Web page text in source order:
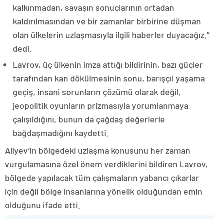
kalkınmadan, savaşın sonuçlarının ortadan
kaldırılmasından ve bir zamanlar birbirine düşman
olan ülkelerin uzlaşmasıyla ilgili haberler duyacağız.”
dedi.
Lavrov, üç ülkenin imza attığı bildirinin, bazı güçler
tarafından kan dökülmesinin sonu, barışçıl yaşama
geçiş, insani sorunların çözümü olarak değil,
jeopolitik oyunların prizmasıyla yorumlanmaya
çalışıldığını, bunun da çağdaş değerlerle
bağdaşmadığını kaydetti.
Aliyev’in bölgedeki uzlaşma konusunu her zaman
vurgulamasına özel önem verdiklerini bildiren Lavrov,
bölgede yapılacak tüm çalışmaların yabancı çıkarlar
için değil bölge insanlarına yönelik olduğundan emin
olduğunu ifade etti.